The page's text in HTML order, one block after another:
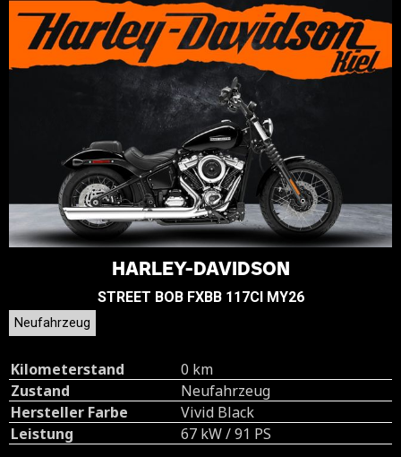
HARLEY-DAVIDSON
STREET BOB FXBB 117CI MY26
Neufahrzeug
Kilometerstand
0 km
Zustand
Neufahrzeug
Hersteller Farbe
Vivid Black
Leistung
67 kW / 91 PS